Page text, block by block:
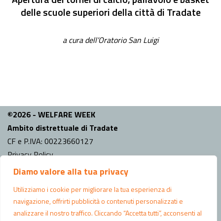
Diamo valore alla tua privacy
Utilizziamo i cookie per migliorare la tua esperienza di
navigazione, offrirti pubblicità o contenuti personalizzati e
analizzare il nostro traffico. Cliccando “Accetta tutti”, acconsenti al
delle scuole superiori della città di Tradate
a cura dell’Oratorio San Luigi
©2026 - WELFARE WEEK
Ambito distrettuale di Tradate
CF e P.IVA: 00223660127
Privacy Policy
INFO
Comune capo fila:
Tradate
Indirizzo Ufficio di Piano: Piazza Mazzini n.6 Tradate (VA)
CONTATTI